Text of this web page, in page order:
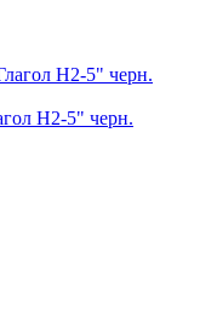
Н2-5" черн.